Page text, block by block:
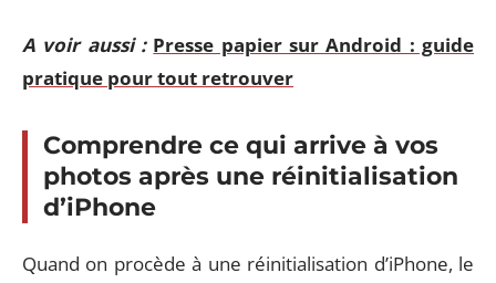
A voir aussi : Presse papier sur Android : guide
pratique pour tout retrouver
Comprendre ce qui arrive à vos
photos après une réinitialisation
d’iPhone
Quand on procède à une réinitialisation d’iPhone, le